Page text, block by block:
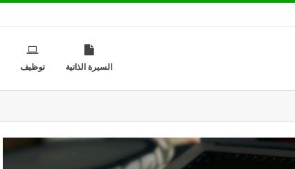
السيرة الذاتية توظيف